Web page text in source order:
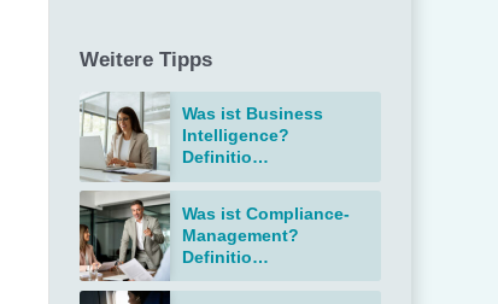
Weitere Tipps
Was ist Business
Intelligence?
Definitio…
Was ist Compliance-
Management?
Definitio…